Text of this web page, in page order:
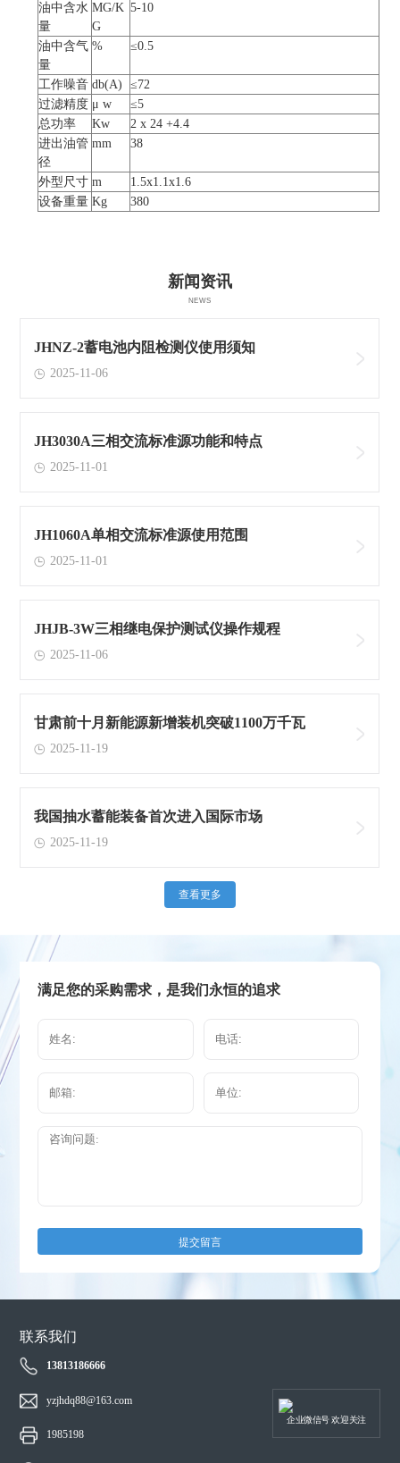
油中含水
量
MG/K
G
5-10
油中含气
量
% ≤0.5
工作噪音 db(A)
≤72
过滤精度 μ w
≤5
总功率
Kw
2 x 24 +4.4
进出油管
径
mm 38
外型尺寸 m
1.5x1.1x1.6
设备重量 Kg 380
新闻资讯
NEWS
JHNZ-2蓄电池内阻检测仪使用须知
2025-11-06
JH3030A三相交流标准源功能和特点
2025-11-01
JH1060A单相交流标准源使用范围
2025-11-01
JHJB-3W三相继电保护测试仪操作规程
2025-11-06
甘肃前十月新能源新增装机突破1100万千瓦
2025-11-19
我国抽水蓄能装备首次进入国际市场
2025-11-19
查看更多
满足您的采购需求，是我们永恒的追求
提交留言
联系我们
13813186666
yzjhdq88@163.com
1985198
企业微信号 欢迎关注